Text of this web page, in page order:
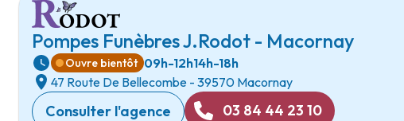
Pompes Funèbres J.Rodot - Macornay
Ouvre bientôt 09h-12h14h-18h
47 Route De Bellecombe - 39570 Macornay
Consulter l'agence 03 84 44 23 10